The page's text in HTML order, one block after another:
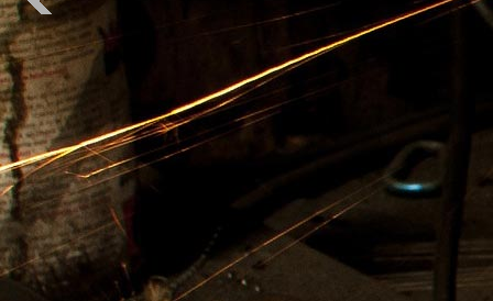
汽车专用钢